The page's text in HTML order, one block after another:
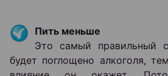
Пить меньше
Это самый правильный
будет поглощено алкоголя,